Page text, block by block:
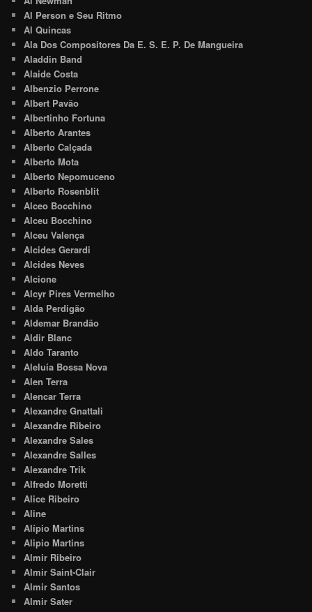
Al Person e Seu Ritmo
Al Quincas
Ala Dos Compositores Da E. S. E. P. De Mangueira
Aladdin Band
Alaide Costa
Albenzio Perrone
Albert Pavão
Albertinho Fortuna
Alberto Arantes
Alberto Calçada
Alberto Mota
Alberto Nepomuceno
Alberto Rosenblit
Alceo Bocchino
Alceu Bocchino
Alceu Valença
Alcides Gerardi
Alcides Neves
Alcione
Alcyr Pires Vermelho
Alda Perdigão
Aldemar Brandão
Aldir Blanc
Aldo Taranto
Aleluia Bossa Nova
Alen Terra
Alencar Terra
Alexandre Gnattali
Alexandre Ribeiro
Alexandre Sales
Alexandre Salles
Alexandre Trik
Alfredo Moretti
Alice Ribeiro
Aline
Alípio Martins
Alipio Martins
Almir Ribeiro
Almir Saint-Clair
Almir Santos
Almir Sater